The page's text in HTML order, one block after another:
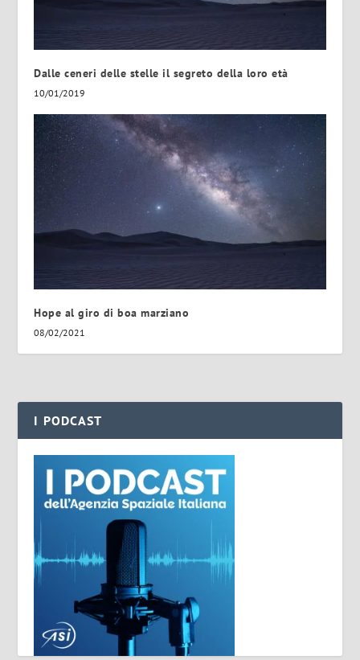
Dalle ceneri delle stelle il segreto della loro età
10/01/2019
Hope al giro di boa marziano
08/02/2021
I PODCAST